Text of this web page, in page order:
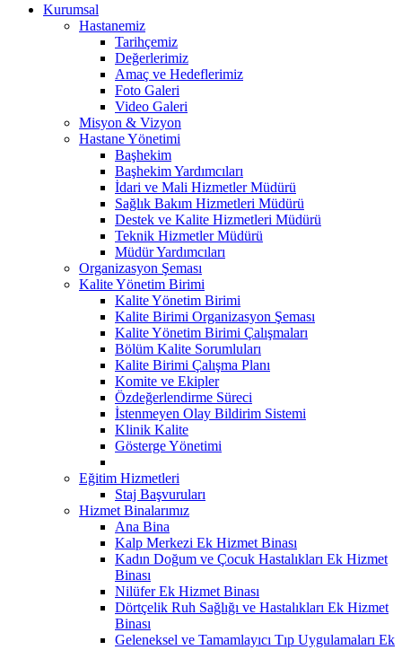
Kurumsal
Hastanemiz
Tarihçemiz
Değerlerimiz
Amaç ve Hedeflerimiz
Foto Galeri
Video Galeri
Misyon & Vizyon
Hastane Yönetimi
Başhekim
Başhekim Yardımcıları
İdari ve Mali Hizmetler Müdürü
Sağlık Bakım Hizmetleri Müdürü
Destek ve Kalite Hizmetleri Müdürü
Teknik Hizmetler Müdürü
Müdür Yardımcıları
Organizasyon Şeması
Kalite Yönetim Birimi
Kalite Yönetim Birimi
Kalite Birimi Organizasyon Şeması
Kalite Yönetim Birimi Çalışmaları
Bölüm Kalite Sorumluları
Kalite Birimi Çalışma Planı
Komite ve Ekipler
Özdeğerlendirme Süreci
İstenmeyen Olay Bildirim Sistemi
Klinik Kalite
Gösterge Yönetimi
Eğitim Hizmetleri
Staj Başvuruları
Hizmet Binalarımız
Ana Bina
Kalp Merkezi Ek Hizmet Binası
Kadın Doğum ve Çocuk Hastalıkları Ek Hizmet
Binası
Nilüfer Ek Hizmet Binası
Dörtçelik Ruh Sağlığı ve Hastalıkları Ek Hizmet
Binası
Geleneksel ve Tamamlayıcı Tıp Uygulamaları Ek